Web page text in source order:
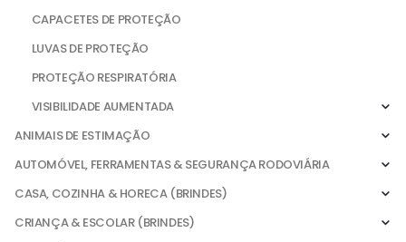
CAPACETES DE PROTEÇÃO
LUVAS DE PROTEÇÃO
PROTEÇÃO RESPIRATÓRIA
VISIBILIDADE AUMENTADA
ANIMAIS DE ESTIMAÇÃO
AUTOMÓVEL, FERRAMENTAS & SEGURANÇA RODOVIÁRIA
CASA, COZINHA & HORECA (BRINDES)
CRIANÇA & ESCOLAR (BRINDES)